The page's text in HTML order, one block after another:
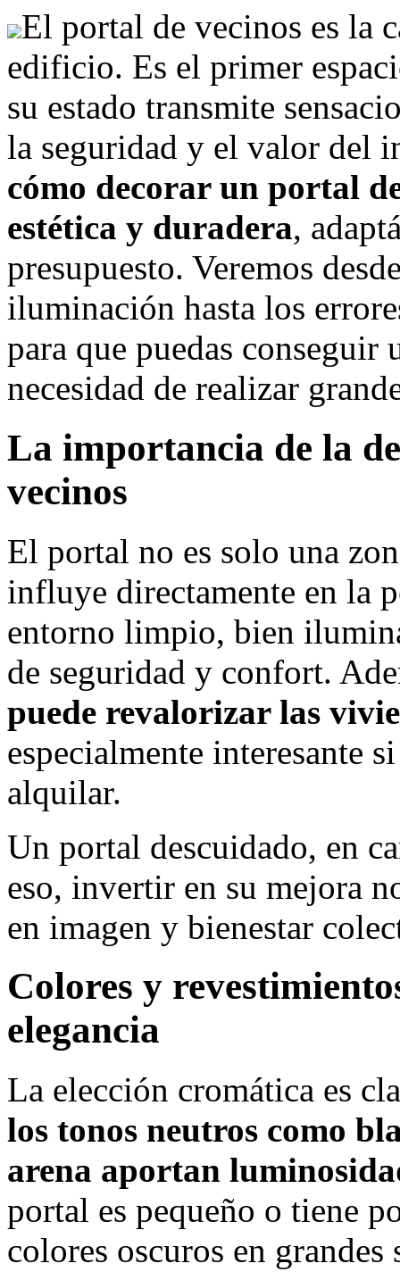
El portal de vecinos es la
edificio. Es el primer
su estado transmite
la seguridad y el valor del
cómo decorar un portal
estética y duradera,
presupuesto. Veremos
iluminación hasta los
para que puedas conseguir
necesidad de realizar
La importancia de la
vecinos
El portal no es solo una
influye directamente en la
entorno limpio, bien
de seguridad y confort.
puede revalorizar las
especialmente interesante
alquilar.
Un portal descuidado, en
eso, invertir en su mejora
en imagen y bienestar
Colores y
elegancia
La elección cromática es
los tonos neutros como
arena aportan
portal es pequeño o tiene
colores oscuros en grandes